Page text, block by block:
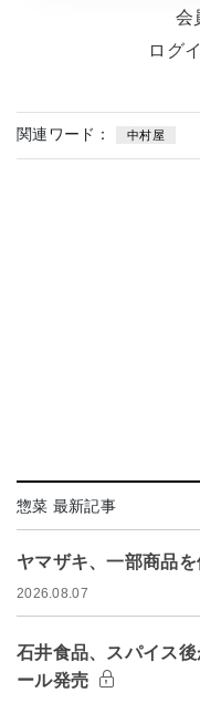
会
ログ
関連ワード： 中村屋
惣菜 最新記事
ヤマザキ、一部商品
2026.08.07
石井食品、スパイス
ール発売